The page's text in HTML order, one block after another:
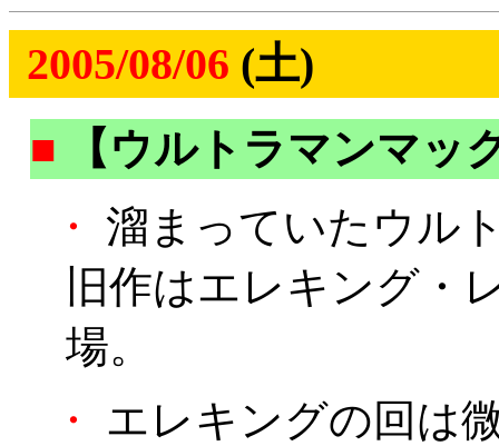
2005/08/06 (土)
■
【ウルトラマンマッ
・
溜まっていたウル
旧作はエレキング・
場。
・
エレキングの回は